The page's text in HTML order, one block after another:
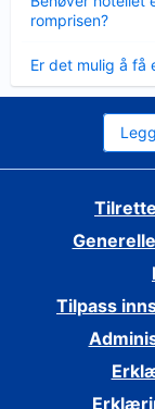
romprisen?
mindre
Er det mulig å få
mindre
Tilpass